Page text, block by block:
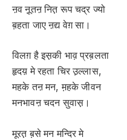
ऩव नू़तऩ नित़ रूप चद्र ज्यो
ब़हता जाए ऩद्य वेग़ सा।
विलग़ है इस़की भाव़ प्रब़लता
हृदय़ मे रहता चिर उ़ल्लास,
महके तऩ मन, म़हके जीवन
मनभावऩ चदन सुवास़।
मूरत़ ब़से मन मन्दिर मे